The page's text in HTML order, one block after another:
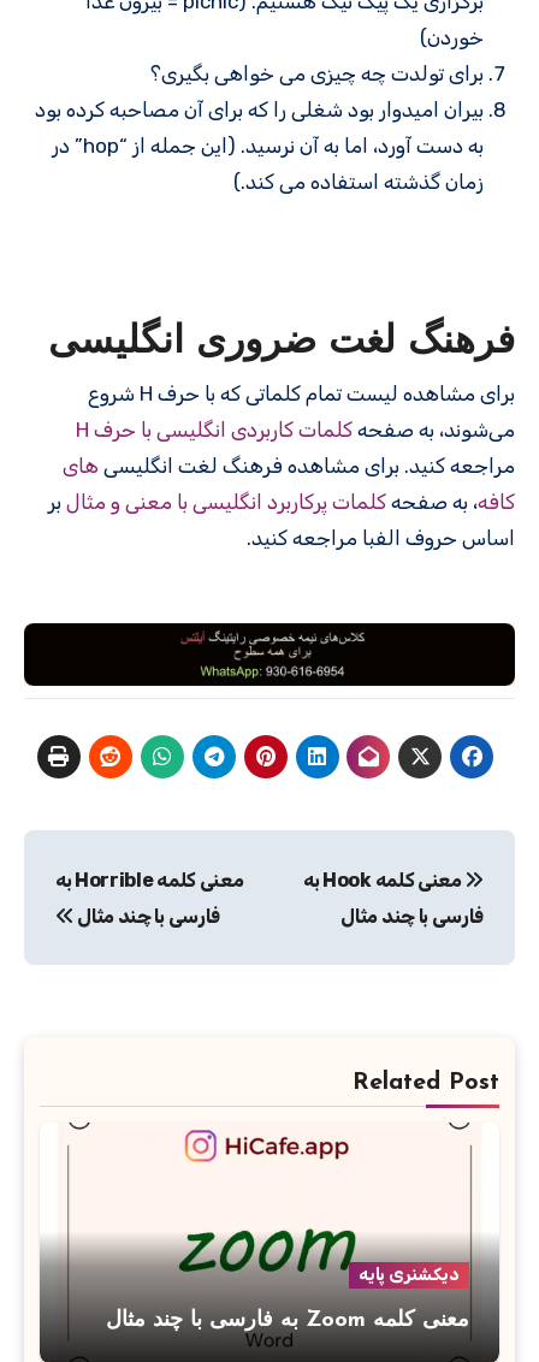
خوردن)
برای تولدت چه چیزی می خواهی بگیری؟
بیران امیدوار بود شغلی را که برای آن مصاحبه کرده بود
به دست آورد، اما به آن نرسید. (این جمله از “hop” در
زمان گذشته استفاده می کند.)
فرهنگ لغت ضروری انگلیسی
برای مشاهده لیست تمام کلماتی که با حرف H شروع
می‌شوند، به صفحه کلمات کاربردی انگلیسی با حرف H
مراجعه کنید. برای مشاهده فرهنگ لغت انگلیسی های
کافه، به صفحه کلمات پرکاربرد انگلیسی با معنی و مثال بر
اساس حروف الفبا مراجعه کنید.
نوشته
معنی کلمه Hook به
فارسی با چند مثال
معنی کلمه Horrible به
فارسی با چند مثال
Related Post
دیکشنری پایه
معنی کلمه Zoom به فارسی با چند مثال